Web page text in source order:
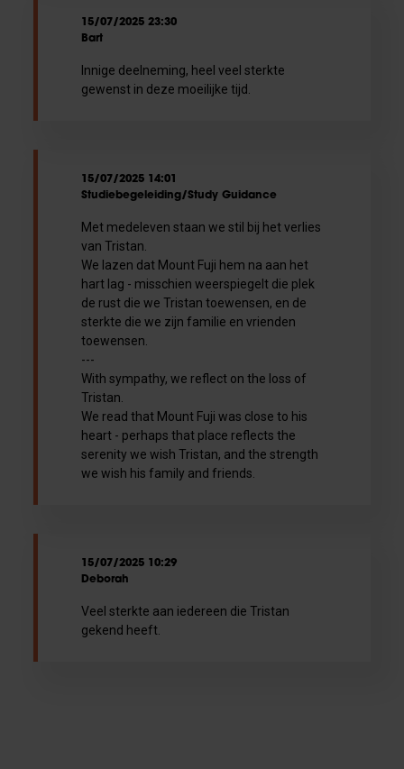
15/07/2025 23:30
Bart
Innige deelneming, heel veel sterkte
gewenst in deze moeilijke tijd.
15/07/2025 14:01
Studiebegeleiding/Study Guidance
Met medeleven staan we stil bij het verlies
van Tristan.
We lazen dat Mount Fuji hem na aan het
hart lag - misschien weerspiegelt die plek
de rust die we Tristan toewensen, en de
sterkte die we zijn familie en vrienden
toewensen.
---
With sympathy, we reflect on the loss of
Tristan.
We read that Mount Fuji was close to his
heart - perhaps that place reflects the
serenity we wish Tristan, and the strength
we wish his family and friends.
15/07/2025 10:29
Deborah
Veel sterkte aan iedereen die Tristan
gekend heeft.